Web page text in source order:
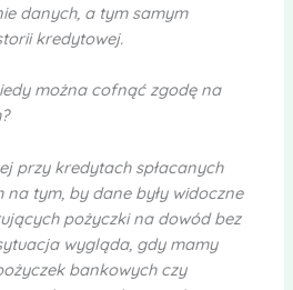
danych, a tym samym
kredytowej.
można cofnąć zgodę na
przy kredytach spłacanych
tym, by dane były widoczne
pożyczki na dowód bez
wygląda, gdy mamy
bankowych czy